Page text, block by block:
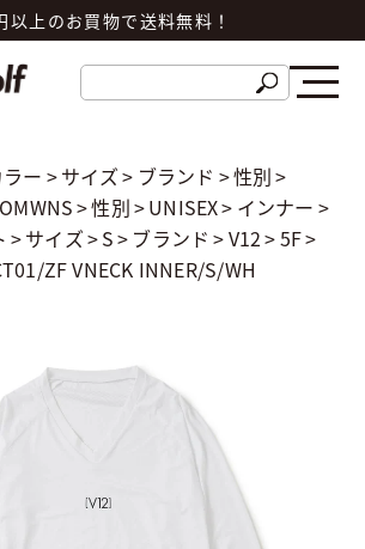
以上のお買物で送料無料！
ー >サイズ> ブランド >性別>
>性別>UNISEX> インナー >
>サイズ>S> ブランド >V12>5F>
ZF VNECK INNER/S/WH